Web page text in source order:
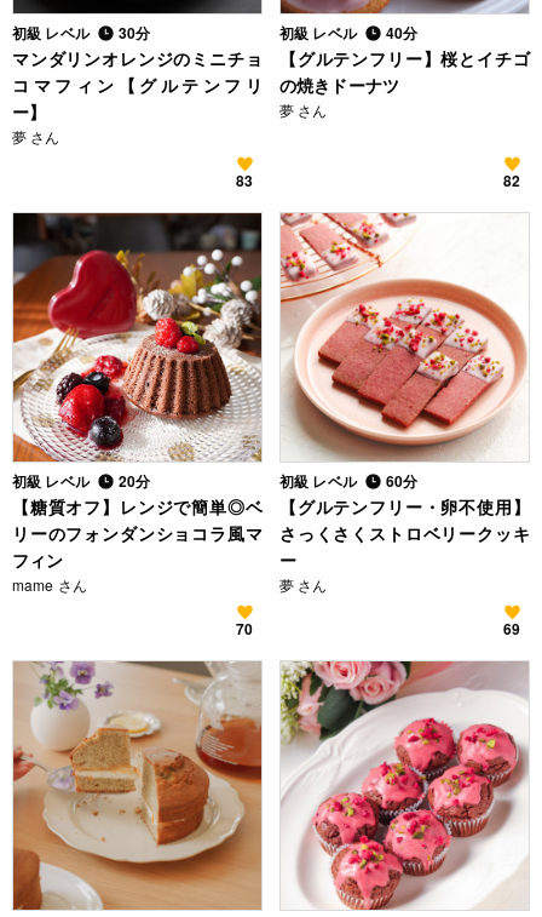
初級 レベル 30分
マンダリンオレンジのミニチョ
コマフィン【グルテンフリ
ー】
夢 さん
83
初級 レベル 40分
【グルテンフリー】桜とイチゴ
の焼きドーナツ
夢 さん
82
初級 レベル 20分
【糖質オフ】レンジで簡単◎ベ
リーのフォンダンショコラ風マ
フィン
mame さん
70
初級 レベル 60分
【グルテンフリー・卵不使用】
さっくさくストロベリークッキ
ー
夢 さん
69